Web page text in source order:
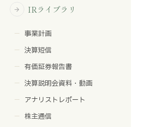
arrow_forward IRライブラリ
事業計画
決算短信
有価証券報告書
決算説明会資料・動画
アナリストレポート
株主通信